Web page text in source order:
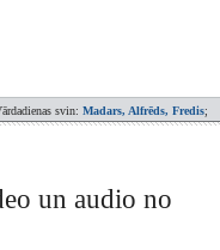
svin: Madars, Alfrēds, Fredis;
un audio no